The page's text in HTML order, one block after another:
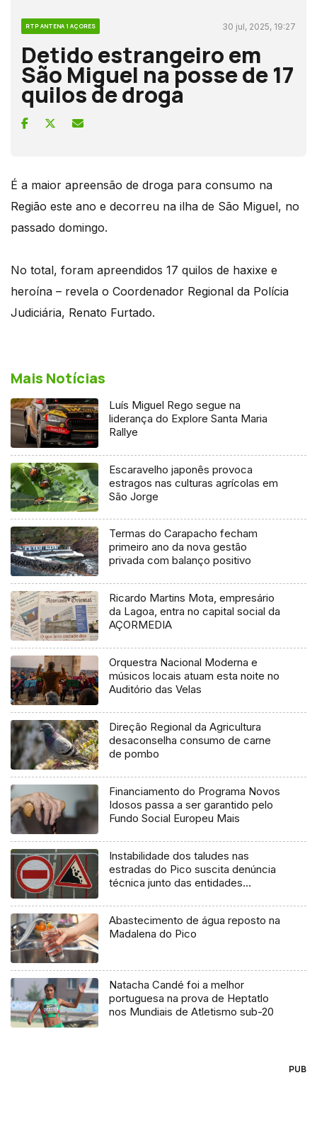
RTP ANTENA 1 AÇORES 30 jul, 2025, 19:27
Detido estrangeiro em
São Miguel na posse de 17
quilos de droga
É a maior apreensão de droga para consumo na
Região este ano e decorreu na ilha de São Miguel, no
passado domingo.
No total, foram apreendidos 17 quilos de haxixe e
heroína – revela o Coordenador Regional da Polícia
Judiciária, Renato Furtado.
Mais Notícias
Luís Miguel Rego segue na
liderança do Explore Santa Maria
Rallye
Escaravelho japonês provoca
estragos nas culturas agrícolas em
São Jorge
Termas do Carapacho fecham
primeiro ano da nova gestão
privada com balanço positivo
Ricardo Martins Mota, empresário
da Lagoa, entra no capital social da
AÇORMEDIA
Orquestra Nacional Moderna e
músicos locais atuam esta noite no
Auditório das Velas
Direção Regional da Agricultura
desaconselha consumo de carne
de pombo
Financiamento do Programa Novos
Idosos passa a ser garantido pelo
Fundo Social Europeu Mais
Instabilidade dos taludes nas
estradas do Pico suscita denúncia
técnica junto das entidades
Abastecimento de água reposto na
Madalena do Pico
Natacha Candé foi a melhor
portuguesa na prova de Heptatlo
nos Mundiais de Atletismo sub-20
PUB